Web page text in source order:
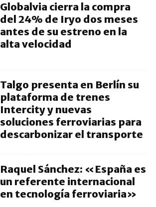
Globalvia cierra la compra
del 24% de Iryo dos meses
antes de su estreno en la
alta velocidad
Talgo presenta en Berlín su
plataforma de trenes
Intercity y nuevas
soluciones ferroviarias para
descarbonizar el transporte
Raquel Sánchez: «España es
un referente internacional
en tecnología ferroviaria»